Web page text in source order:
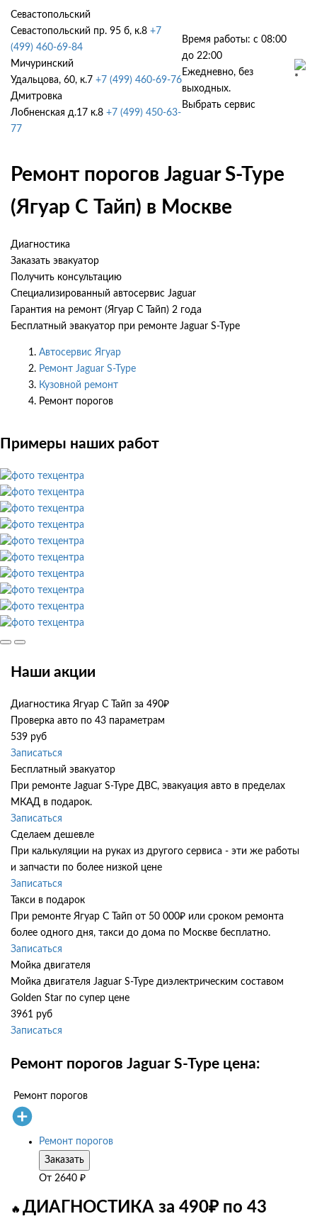
Севастопольский
Севастопольский пр. 95 б, к.8 +7
(499) 460-69-84
Мичуринский
Удальцова, 60, к.7 +7 (499) 460-69-76
Дмитровка
Лобненская д.17 к.8 +7 (499) 450-63-
77
Время работы: с 08:00
до 22:00
Ежедневно, без
выходных.
Выбрать сервис
Ремонт порогов Jaguar S-Type
(Ягуар С Тайп) в Москве
Диагностика
Заказать эвакуатор
Получить консультацию
Специализированный автосервис Jaguar
Гарантия на ремонт (Ягуар С Тайп) 2 года
Бесплатный эвакуатор при ремонте Jaguar S-Type
Автосервис Ягуар
Ремонт Jaguar S-Type
Кузовной ремонт
Ремонт порогов
Примеры наших работ
Наши акции
Диагностика Ягуар С Тайп за 490₽
Проверка авто по 43 параметрам
539 руб
Записаться
Бесплатный эвакуатор
При ремонте Jaguar S-Type ДВС, эвакуация авто в пределах
МКАД в подарок.
Записаться
Сделаем дешевле
При калькуляции на руках из другого сервиса - эти же работы
и запчасти по более низкой цене
Записаться
Такси в подарок
При ремонте Ягуар С Тайп от 50 000₽ или сроком ремонта
более одного дня, такси до дома по Москве бесплатно.
Записаться
Мойка двигателя
Мойка двигателя Jaguar S-Type диэлектрическим составом
Golden Star по супер цене
3961 руб
Записаться
Ремонт порогов Jaguar S-Type цена:
Ремонт порогов
Ремонт порогов
Заказать
От 2640 ₽
🔥 ДИАГНОСТИКА за 490₽ по 43